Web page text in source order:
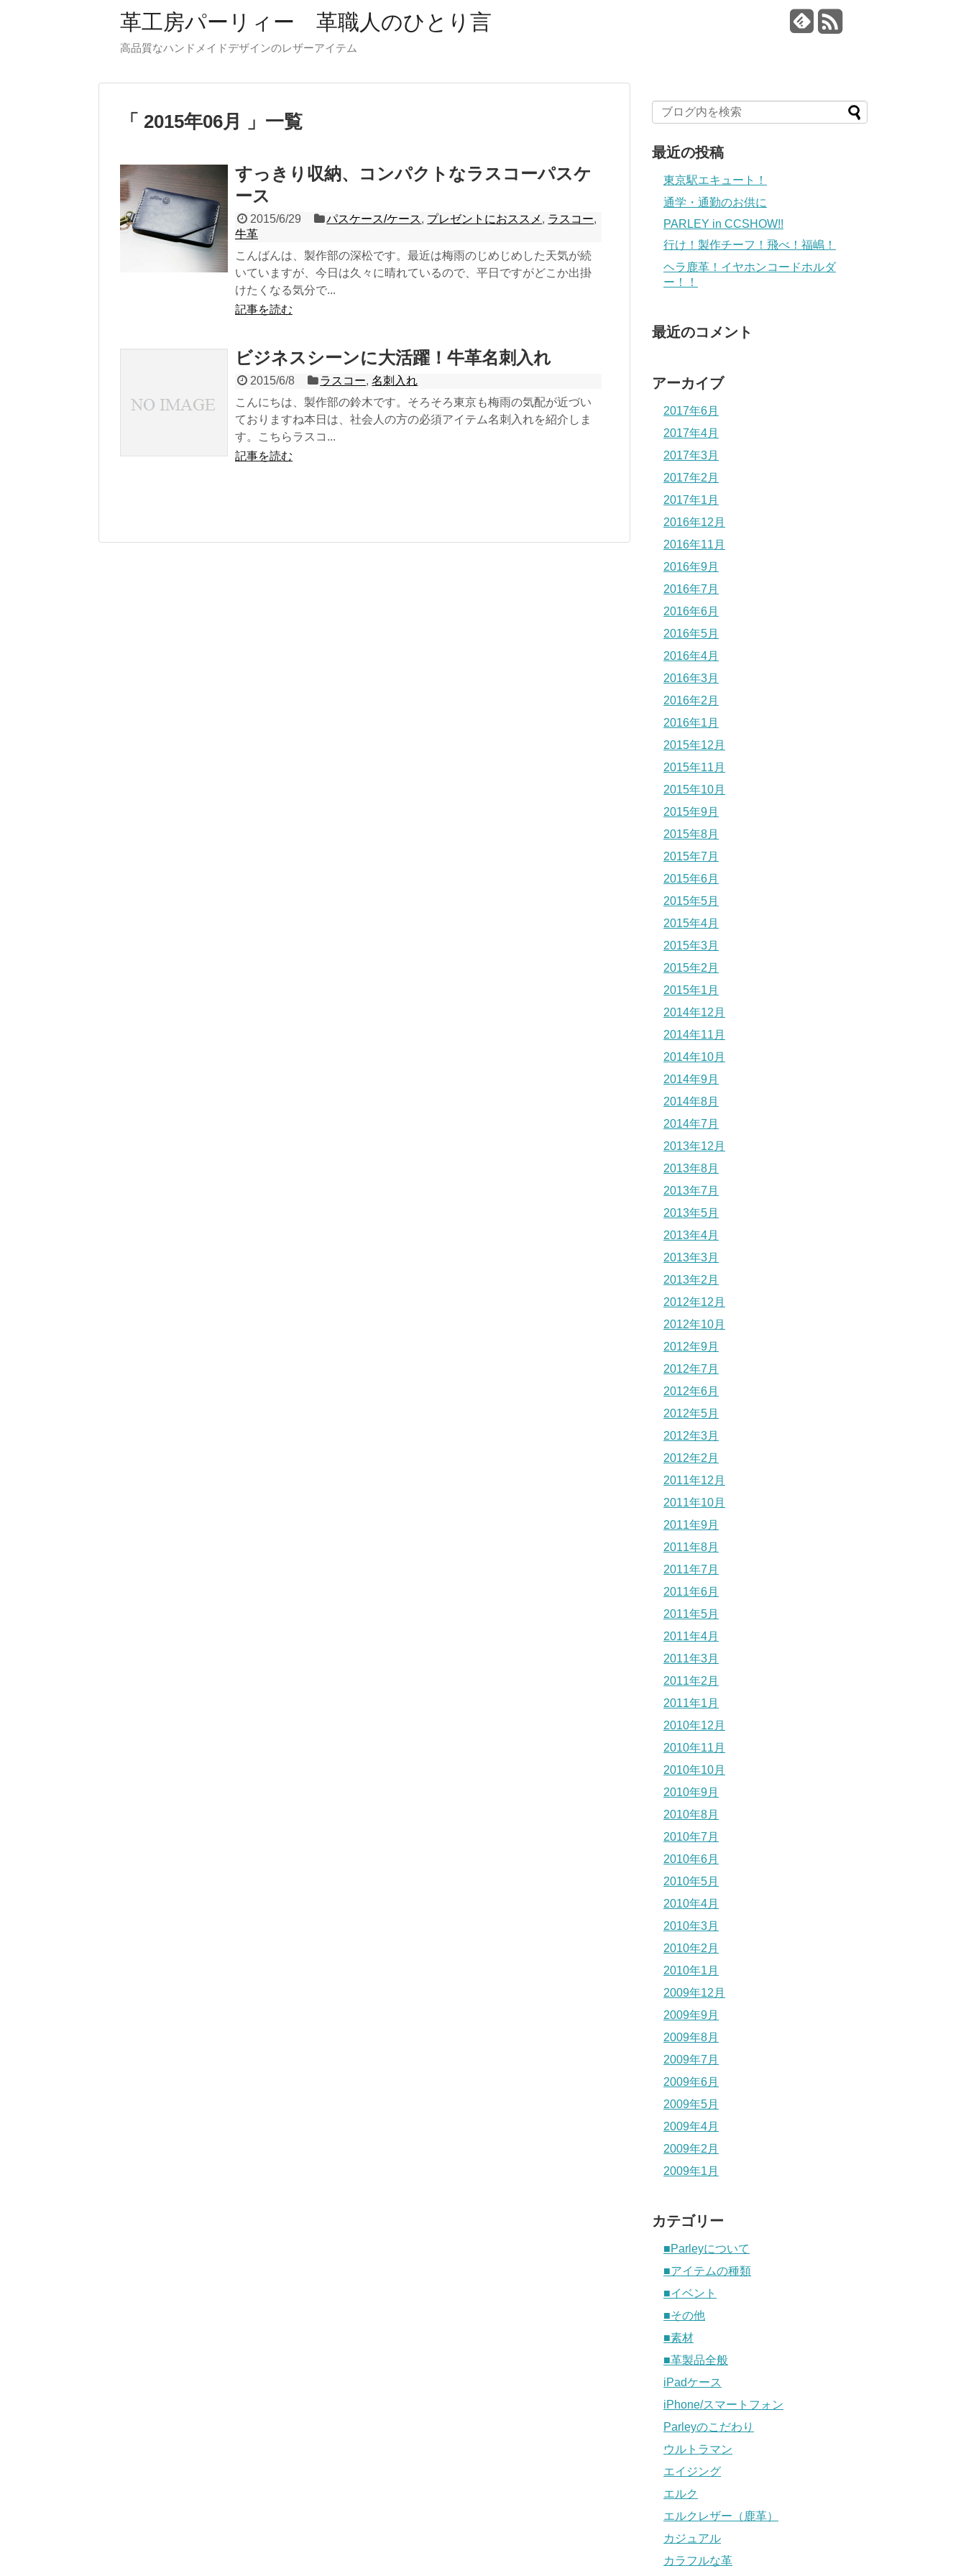
革工房パーリィー 革職人のひとり言
高品質なハンドメイドデザインのレザーアイテム
2015年06月 一覧
すっきり収納、コンパクトなラスコーパスケ
ース
2015/6/29 パスケース/ケース, プレゼントにおススメ , ラスコー,
牛革
こんばんは、製作部の深松です。最近は梅雨のじめじめした天気が続
いていますが、今日は久々に晴れているので、平日ですがどこか出掛
けたくなる気分で...
記事を読む
ビジネスシーンに大活躍！牛革名刺入れ
2015/6/8 ラスコー,名刺入れ
こんにちは、製作部の鈴木です。そろそろ東京も梅雨の気配が近づい
ておりますね本日は、社会人の方の必須アイテム名刺入れを紹介しま
す。こちらラスコ...
記事を読む
最近の投稿
東京駅エキュート！
通学・通勤のお供に
PARLEY in CCSHOW!!
行け！製作チーフ！飛べ！福嶋！
ヘラ鹿革！イヤホンコードホルダ
ー！！
最近のコメント
アーカイブ
2017年6月
2017年4月
2017年3月
2017年2月
2017年1月
2016年12月
2016年11月
2016年9月
2016年7月
2016年6月
2016年5月
2016年4月
2016年3月
2016年2月
2016年1月
2015年12月
2015年11月
2015年10月
2015年9月
2015年8月
2015年7月
2015年6月
2015年5月
2015年4月
2015年3月
2015年2月
2015年1月
2014年12月
2014年11月
2014年10月
2014年9月
2014年8月
2014年7月
2013年12月
2013年8月
2013年7月
2013年5月
2013年4月
2013年3月
2013年2月
2012年12月
2012年10月
2012年9月
2012年7月
2012年6月
2012年5月
2012年3月
2012年2月
2011年12月
2011年10月
2011年9月
2011年8月
2011年7月
2011年6月
2011年5月
2011年4月
2011年3月
2011年2月
2011年1月
2010年12月
2010年11月
2010年10月
2010年9月
2010年8月
2010年7月
2010年6月
2010年5月
2010年4月
2010年3月
2010年2月
2010年1月
2009年12月
2009年9月
2009年8月
2009年7月
2009年6月
2009年5月
2009年4月
2009年2月
2009年1月
カテゴリー
■Parleyについて
■アイテムの種類
■イベント
■その他
■素材
■革製品全般
iPadケース
iPhone/スマートフォン
Parleyのこだわり
ウルトラマン
エイジング
エルク
エルクレザー（鹿革）
カジュアル
カラフルな革